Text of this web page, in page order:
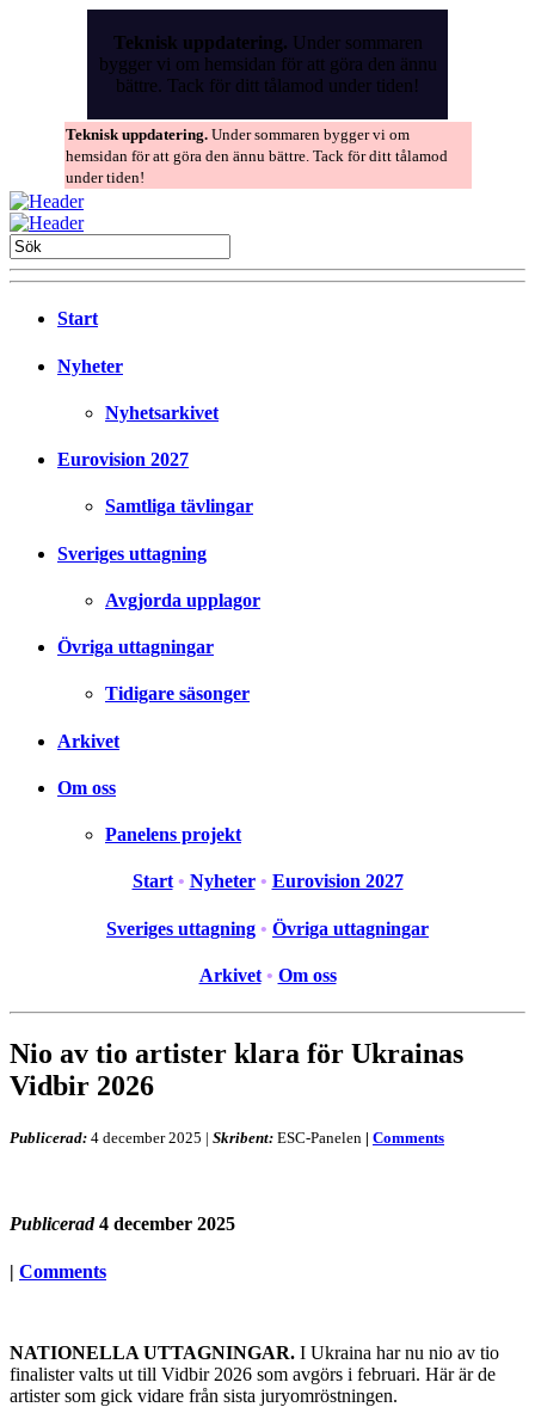
Teknisk uppdatering. Under sommaren
bygger vi om hemsidan för att göra den ännu
bättre. Tack för ditt tålamod under tiden!
Teknisk uppdatering. Under sommaren bygger vi om
hemsidan för att göra den ännu bättre. Tack för ditt tålamod
under tiden!
Start
Nyheter
Nyhetsarkivet
Eurovision 2027
Samtliga tävlingar
Sveriges uttagning
Avgjorda upplagor
Övriga uttagningar
Tidigare säsonger
Arkivet
Om oss
Panelens projekt
Start • Nyheter • Eurovision 2027
Sveriges uttagning • Övriga uttagningar
Arkivet • Om oss
Nio av tio artister klara för Ukrainas
Vidbir 2026
Publicerad: 4 december 2025 | Skribent: ESC-Panelen | Comments
Publicerad 4 december 2025
| Comments
NATIONELLA UTTAGNINGAR. I Ukraina har nu nio av tio
finalister valts ut till Vidbir 2026 som avgörs i februari. Här är de
artister som gick vidare från sista juryomröstningen.